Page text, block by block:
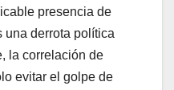
presencia de
una derrota política
la correlación de
evitar el golpe de